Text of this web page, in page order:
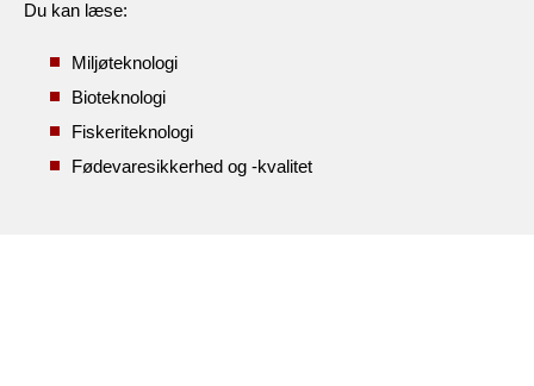
Du kan læse:
Miljøteknologi
Bioteknologi
Fiskeriteknologi
Fødevaresikkerhed og -kvalitet